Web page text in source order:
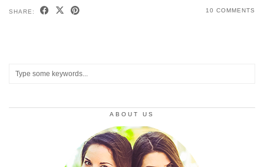
SHARE: 10 COMMENTS
ABOUT US